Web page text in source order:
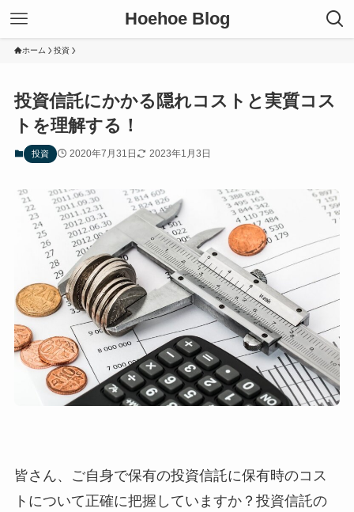
Hoehoe Blog
ホーム 投資
投資信託にかかる隠れコストと実質コス
トを理解する！
投資 2020年7月31日 2023年1月3日
皆さん、ご自身で保有の投資信託に保有時のコス
トについて正確に把握していますか？投資信託の